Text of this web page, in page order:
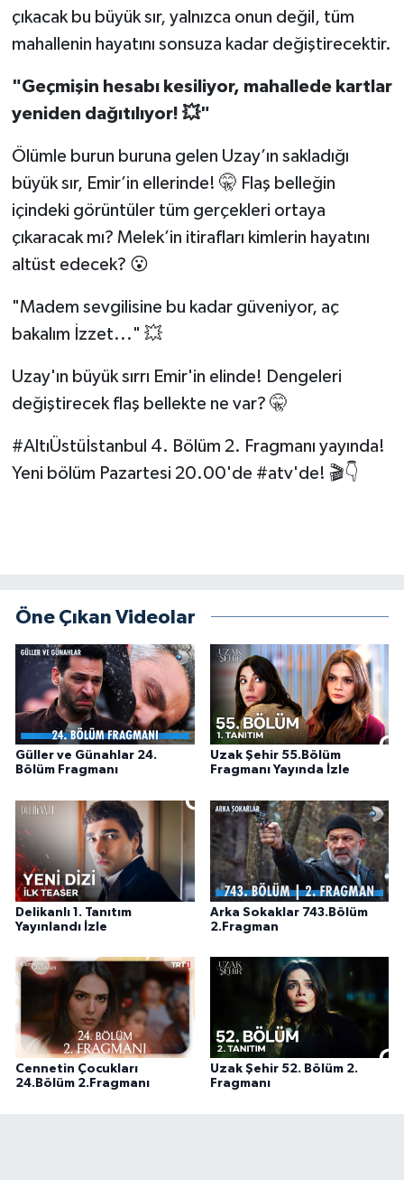
çıkacak bu büyük sır, yalnızca onun değil, tüm
mahallenin hayatını sonsuza kadar değiştirecektir.
"Geçmişin hesabı kesiliyor, mahallede kartlar
yeniden dağıtılıyor! 💥"
Ölümle burun buruna gelen Uzay’ın sakladığı
büyük sır, Emir’in ellerinde! 🤫 Flaş belleğin
içindeki görüntüler tüm gerçekleri ortaya
çıkaracak mı? Melek’in itirafları kimlerin hayatını
altüst edecek? 😮
"Madem sevgilisine bu kadar güveniyor, aç
bakalım İzzet..." 💥
Uzay'ın büyük sırrı Emir'in elinde! Dengeleri
değiştirecek flaş bellekte ne var? 🤫
#AltıÜstüİstanbul 4. Bölüm 2. Fragmanı yayında!
Yeni bölüm Pazartesi 20.00'de #atv'de! 🎬👇
Öne Çıkan Videolar
Güller ve Günahlar 24.
Bölüm Fragmanı
Uzak Şehir 55.Bölüm
Fragmanı Yayında İzle
Delikanlı 1. Tanıtım
Yayınlandı İzle
Arka Sokaklar 743.Bölüm
2.Fragman
Cennetin Çocukları
24.Bölüm 2.Fragmanı
Uzak Şehir 52. Bölüm 2.
Fragmanı